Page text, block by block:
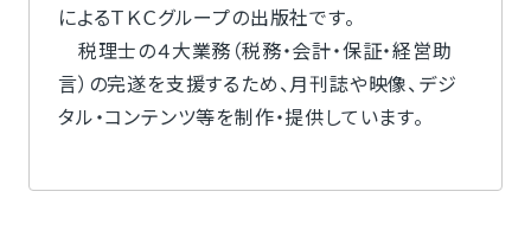
によるＴＫＣグループの出版社です。
税理士の４大業務（税務・会計・保証・経営助
言）の完遂を支援するため、月刊誌や映像、デジ
タル・コンテンツ等を制作・提供しています。